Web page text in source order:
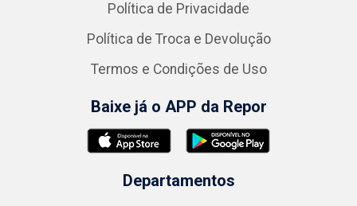
Política de Privacidade
Política de Troca e Devolução
Termos e Condições de Uso
Baixe já o APP da Repor
Departamentos